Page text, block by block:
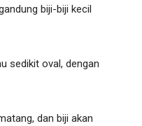
biji-biji kecil
sedikit oval, dengan
dan biji akan